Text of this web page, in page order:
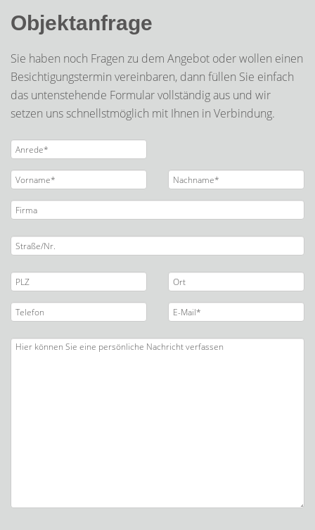
Objektanfrage
Sie haben noch Fragen zu dem Angebot oder wollen einen
Besichtigungstermin vereinbaren, dann füllen Sie einfach
das untenstehende Formular vollständig aus und wir
setzen uns schnellstmöglich mit Ihnen in Verbindung.